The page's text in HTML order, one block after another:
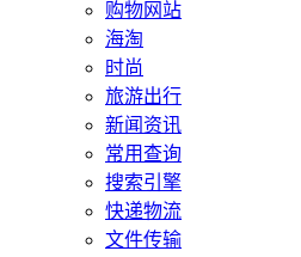
购物网站
海淘
时尚
旅游出行
新闻资讯
常用查询
搜索引擎
快递物流
文件传输